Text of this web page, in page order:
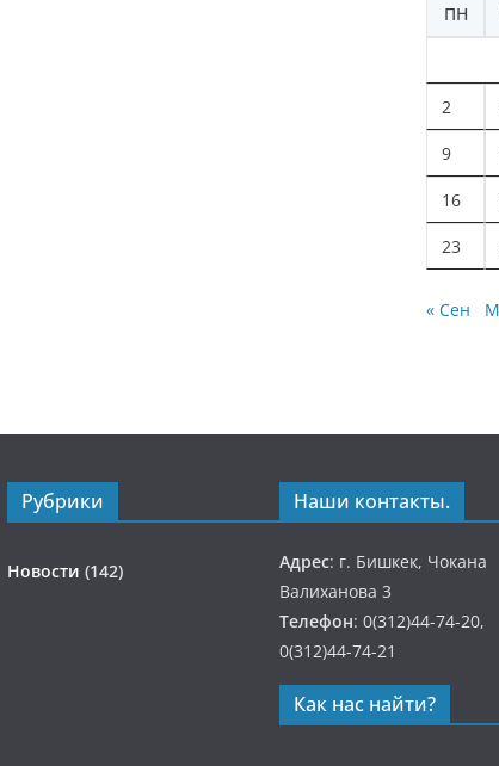
ПН
2
9
16
23
« Сен
Рубрики
Новости (142)
Наши контакты.
Адрес: г. Бишкек, Чокана
Валиханова 3
Телефон: 0(312)44-74-20,
0(312)44-74-21
Как нас найти?